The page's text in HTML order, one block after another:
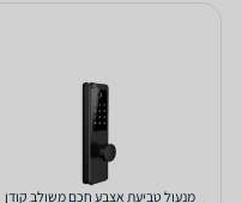
מנעול טביעת אצבע חכם משולב קודן